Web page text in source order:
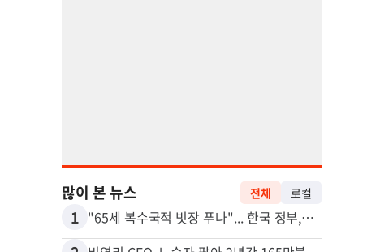
많이 본 뉴스 전체 로컬
1 "65세 복수국적 빗장 푸나"... 한국 정부, 연령 완화 전면 추진